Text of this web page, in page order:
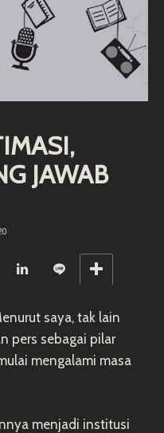
JAWAB
saya, tak lain
pers sebagai pilar
mengalami masa
menjadi institusi